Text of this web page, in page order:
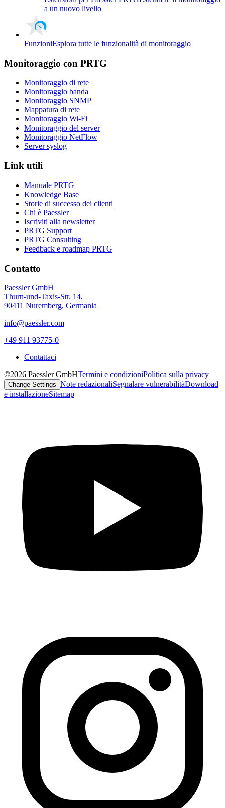
a un nuovo livello
FunzioniEsplora tutte le funzionalità di monitoraggio
Monitoraggio con PRTG
Monitoraggio di rete
Monitoraggio banda
Monitoraggio SNMP
Mappatura di rete
Monitoraggio Wi-Fi
Monitoraggio del server
Monitoraggio NetFlow
Server syslog
Link utili
Manuale PRTG
Knowledge Base
Storie di successo dei clienti
Chi è Paessler
Iscriviti alla newsletter
PRTG Support
PRTG Consulting
Feedback e roadmap PRTG
Contatto
Paessler GmbH
Thurn-und-Taxis-Str. 14,
90411 Nuremberg, Germania
info@paessler.com
+49 911 93775-0
Contattaci
©2026 Paessler GmbHTermini e condizioniPolitica sulla privacy
Change Settings Note redazionaliSegnalare vulnerabilitàDownload
e installazioneSitemap